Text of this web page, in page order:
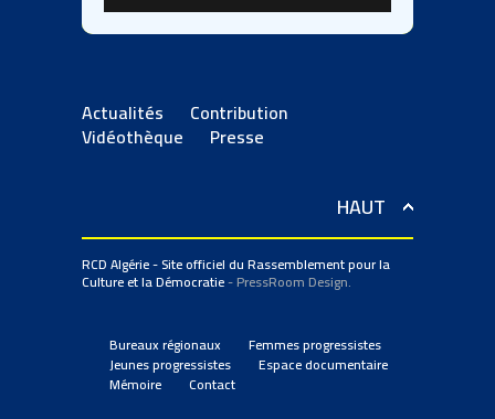
Actualités Contribution
Vidéothèque Presse
HAUT
RCD Algérie - Site officiel du Rassemblement pour la
Culture et la Démocratie- PressRoom Design.
Bureaux régionaux Femmes progressistes
Jeunes progressistes Espace documentaire
Mémoire Contact